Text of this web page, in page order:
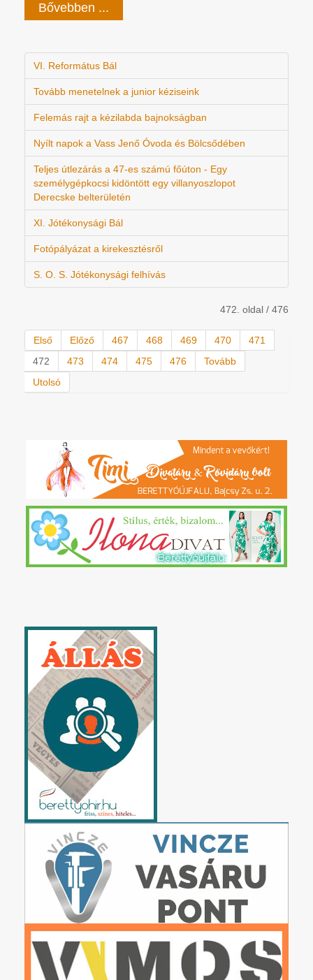
Bővebben ...
VI. Református Bál
Tovább menetelnek a junior kéziseink
Felemás rajt a kézilabda bajnokságban
Nyílt napok a Vass Jenő Óvoda és Bölcsődében
Teljes útlezárás a 47-es számú főúton - Egy
személygépkocsi kidöntött egy villanyoszlopot
Derecske belterületén
XI. Jótékonysági Bál
Fotópályázat a kirekesztésről
S. O. S. Jótékonysági felhívás
472. oldal / 476
Első Előző 467 468 469 470
471
472
473 474 475 476
Tovább
Utolsó